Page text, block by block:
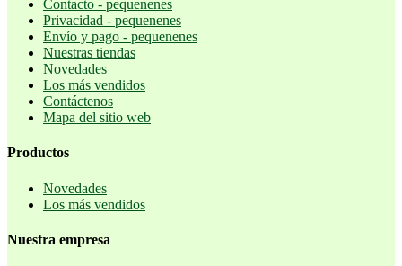
Contacto - pequenenes
Privacidad - pequenenes
Envío y pago - pequenenes
Nuestras tiendas
Novedades
Los más vendidos
Contáctenos
Mapa del sitio web
Productos
Novedades
Los más vendidos
Nuestra empresa